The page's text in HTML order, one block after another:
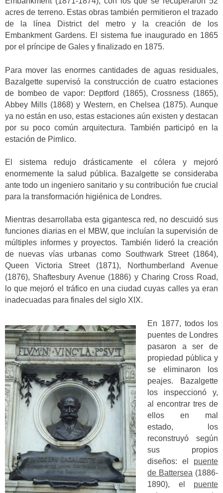
acres de terreno. Estas obras también permitieron el trazado
de la línea District del metro y la creación de los
Embankment Gardens. El sistema fue inaugurado en 1865
por el príncipe de Gales y finalizado en 1875.
Para mover las enormes cantidades de aguas residuales,
Bazalgette supervisó la construcción de cuatro estaciones
de bombeo de vapor: Deptford (1865), Crossness (1865),
Abbey Mills (1868) y Western, en Chelsea (1875). Aunque
ya no están en uso, estas estaciones aún existen y destacan
por su poco común arquitectura. También participó en la
estación de Pimlico.
El sistema redujo drásticamente el cólera y mejoró
enormemente la salud pública. Bazalgette se consideraba
ante todo un ingeniero sanitario y su contribución fue crucial
para la transformación higiénica de Londres.
Mientras desarrollaba esta gigantesca red, no descuidó sus
funciones diarias en el MBW, que incluían la supervisión de
múltiples informes y proyectos. También lideró la creación
de nuevas vías urbanas como Southwark Street (1864),
Queen Victoria Street (1871), Northumberland Avenue
(1876), Shaftesbury Avenue (1886) y Charing Cross Road,
lo que mejoró el tráfico en una ciudad cuyas calles ya eran
inadecuadas para finales del siglo XIX.
En 1877, todos los
puentes de Londres
pasaron a ser de
propiedad pública y
se eliminaron los
peajes. Bazalgette
los inspeccionó y,
al encontrar tres de
ellos en mal
estado, los
reconstruyó según
sus propios
diseños: el puente
de Battersea (1886-
1890), el puente